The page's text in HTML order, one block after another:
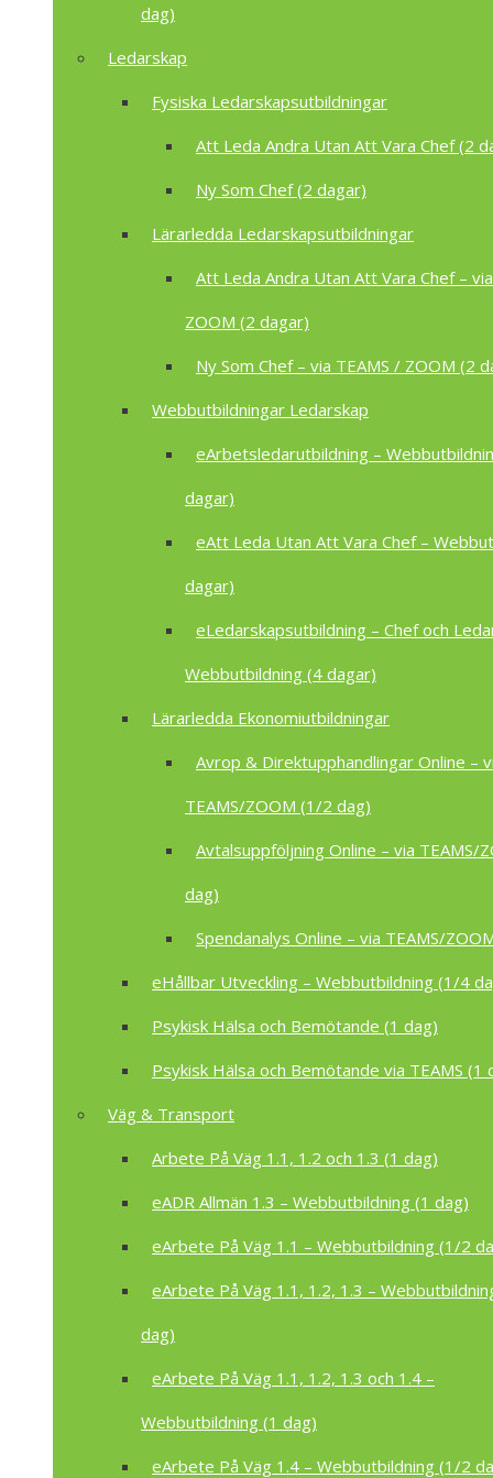
dag)
Ledarskap
Fysiska Ledarskapsutbildningar
Att Leda Andra Utan Att Vara Chef (2
Ny Som Chef (2 dagar)
Lärarledda Ledarskapsutbildningar
Att Leda Andra Utan Att Vara Chef –
ZOOM (2 dagar)
Ny Som Chef – via TEAMS / ZOOM (2
Webbutbildningar Ledarskap
eArbetsledarutbildning –
dagar)
eAtt Leda Utan Att Vara Chef –
dagar)
eLedarskapsutbildning – Chef och
Webbutbildning (4 dagar)
Lärarledda Ekonomiutbildningar
Avrop & Direktupphandlingar Online –
TEAMS/ZOOM (1/2 dag)
Avtalsuppföljning Online – via TEAMS/
dag)
Spendanalys Online – via TEAMS/
eHållbar Utveckling – Webbutbildning (1/4
Psykisk Hälsa och Bemötande (1 dag)
Psykisk Hälsa och Bemötande via TEAMS (1
Väg & Transport
Arbete På Väg 1.1, 1.2 och 1.3 (1 dag)
eADR Allmän 1.3 – Webbutbildning (1 dag)
eArbete På Väg 1.1 – Webbutbildning (1/2
eArbete På Väg 1.1, 1.2, 1.3 –
dag)
eArbete På Väg 1.1, 1.2, 1.3 och 1.4 –
Webbutbildning (1 dag)
eArbete På Väg 1.4 – Webbutbildning (1/2